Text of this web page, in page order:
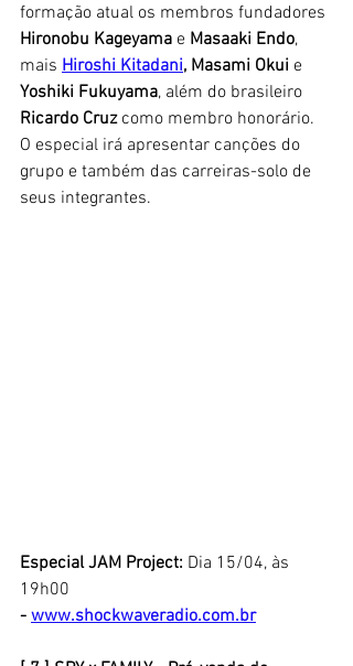
formação atual os membros fundadores
Hironobu Kageyama e Masaaki Endo,
mais Hiroshi Kitadani, Masami Okui e
Yoshiki Fukuyama, além do brasileiro
Ricardo Cruz como membro honorário.
O especial irá apresentar canções do
grupo e também das carreiras-solo de
seus integrantes.
Especial JAM Project: Dia 15/04, às
19h00
- www.shockwaveradio.com.br